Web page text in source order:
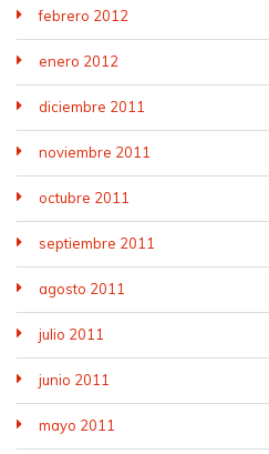
febrero 2012
enero 2012
diciembre 2011
noviembre 2011
octubre 2011
septiembre 2011
agosto 2011
julio 2011
junio 2011
mayo 2011